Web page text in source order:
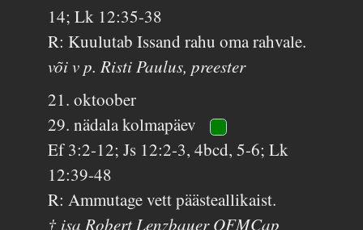
14; Lk 12:35-38
R: Kuulutab Issand rahu oma rahvale.
või v p. Risti Paulus, preester
21. oktoober
29. nädala kolmapäev
Ef 3:2-12; Js 12:2-3, 4bcd, 5-6; Lk
12:39-48
R: Ammutage vett päästeallikaist.
† isa Robert Lenzbauer OFMCap